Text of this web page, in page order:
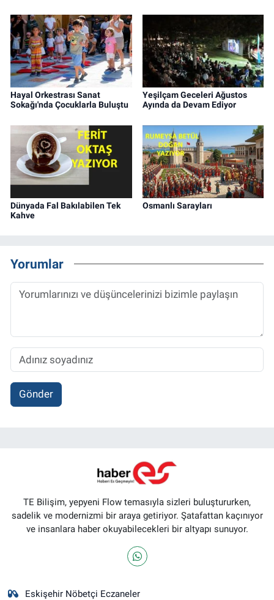
Hayal Orkestrası Sanat
Sokağı'nda Çocuklarla Buluştu
Yeşilçam Geceleri Ağustos
Ayında da Devam Ediyor
Dünyada Fal Bakılabilen Tek
Kahve
Osmanlı Sarayları
Yorumlar
Gönder
TE Bilişim, yepyeni Flow temasıyla sizleri buluştururken,
sadelik ve modernizmi bir araya getiriyor. Şatafattan kaçınıyor
ve insanlara haber okuyabilecekleri bir altyapı sunuyor.
Eskişehir Nöbetçi Eczaneler